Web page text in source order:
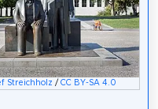
Streichholz / CC BY-SA 4.0